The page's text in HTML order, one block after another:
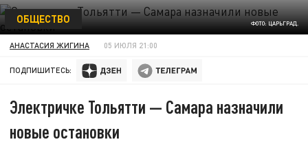
ФОТО: ЦАРЬГРАД.
ОБЩЕСТВО
АНАСТАСИЯ ЖИГИНА 05 ИЮЛЯ 21:00
ПОДПИШИТЕСЬ:
Электричке Тольятти — Самара назначили
новые остановки